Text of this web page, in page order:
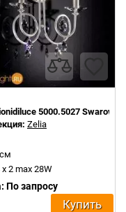
5000.5027
Zelia
x 2 max 28W
По запросу
Купить